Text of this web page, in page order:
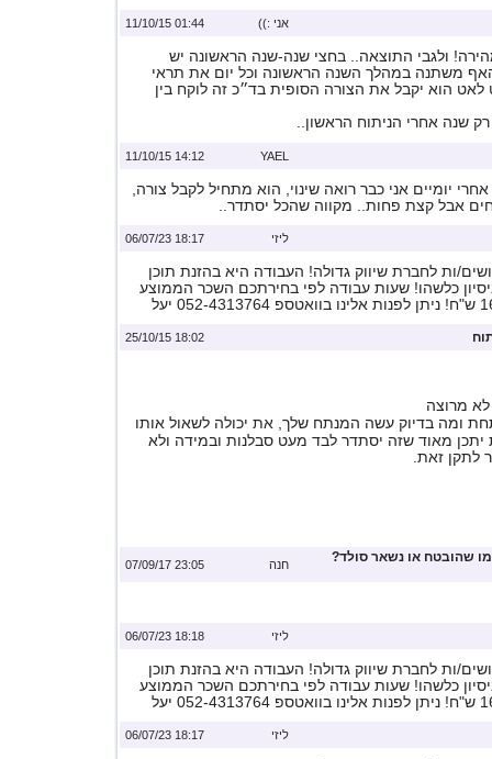
01:44 11/10/15 אני :))
ולגבי התוצאה.. בחצי שנה-שנה הראשונה יש
האף משתנה במהלך השנה הראשונה וכל יום את תראי
לאט הוא יקבל את הצורה הסופית בד״כ זה לוקח בין
רק שנה אחרי הניתוח הראשון..
14:12 11/10/15 YAEL
יומיים אני כבר רואה שינוי, הוא מתחיל לקבל צורה,
אבל קצת פחות.. מקווה שהכל יסתדר..
18:17 06/07/23 ליזי
ות לחברת שיווק גדולה! העבודה היא בהזנת תוכן
כלשהו! שעות עבודה לפי בחירתכם השכר הממוצע
18:02 25/10/15
מרוצה
ומה בדיוק עשה המנתח שלך, את יכולה לשאול אותו
יתכן מאוד שזה יסתדר לבד מעט סבלנות ובמידה ולא
לתקן זאת.
23:05 07/09/17 חנה שהובטח או נשאר סולד?
18:18 06/07/23 ליזי
ות לחברת שיווק גדולה! העבודה היא בהזנת תוכן
כלשהו! שעות עבודה לפי בחירתכם השכר הממוצע
18:17 06/07/23 ליזי